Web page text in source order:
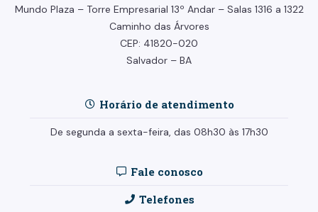
Mundo Plaza – Torre Empresarial 13º Andar – Salas 1316 a 1322
Caminho das Árvores
CEP: 41820-020
Salvador – BA
Horário de atendimento
De segunda a sexta-feira, das 08h30 às 17h30
Fale conosco
Telefones